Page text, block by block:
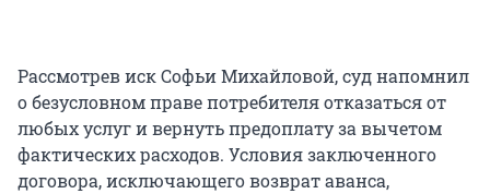
Рассмотрев иск Софьи Михайловой, суд напомнил
о безусловном праве потребителя отказаться от
любых услуг и вернуть предоплату за вычетом
фактических расходов. Условия заключенного
договора, исключающего возврат аванса,